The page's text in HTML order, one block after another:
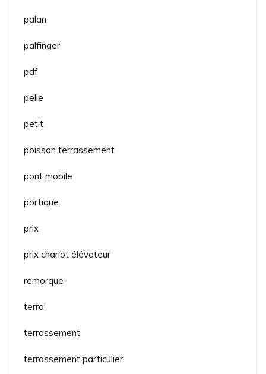
palan
palfinger
pdf
pelle
petit
poisson terrassement
pont mobile
portique
prix
prix chariot élévateur
remorque
terra
terrassement
terrassement particulier